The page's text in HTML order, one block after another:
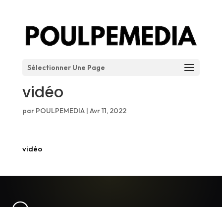
Sélectionner Une Page
vidéo
par POULPEMEDIA| Avr 11, 2022
vidéo